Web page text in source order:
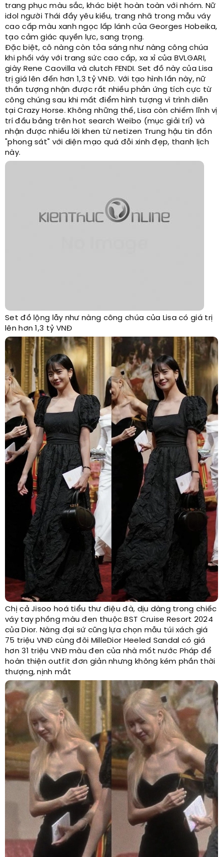
trang phục màu sắc, khác biệt hoàn toàn với nhóm. Nữ
idol người Thái đầy yêu kiều, trang nhã trong mẫu váy
cao cấp màu xanh ngọc lấp lánh của Georges Hobeika,
tạo cảm giác quyền lực, sang trọng.
Đặc biệt, cô nàng còn tỏa sáng như nàng công chúa
khi phối váy với trang sức cao cấp, xa xỉ của BVLGARI,
giày Rene Caovilla và clutch FENDI. Set đồ này của Lisa
trị giá lên đến hơn 1,3 tỷ VNĐ. Với tạo hình lần này, nữ
thần tượng nhận được rất nhiều phản ứng tích cực từ
công chúng sau khi mất điểm hình tượng vì trình diễn
tại Crazy Horse. Không những thế, Lisa còn chiếm lĩnh vị
trí đầu bảng trên hot search Weibo (mục giải trí) và
nhận được nhiều lời khen từ netizen Trung hậu tin đồn
"phong sát" với diện mạo quá đỗi xinh đẹp, thanh lịch
này.
Set đồ lộng lẫy như nàng công chúa của Lisa có giá trị
lên hơn 1,3 tỷ VNĐ
Chị cả Jisoo hoá tiểu thư điệu đà, dịu dàng trong chiếc
váy tay phồng màu đen thuộc BST Cruise Resort 2024
của Dior. Nàng đại sứ cũng lựa chọn mẫu túi xách giá
75 triệu VNĐ cùng đôi MilleDior Heeled Sandal có giá
hơn 31 triệu VNĐ màu đen của nhà mốt nước Pháp để
hoàn thiện outfit đơn giản nhưng không kém phần thời
thượng, nịnh mắt